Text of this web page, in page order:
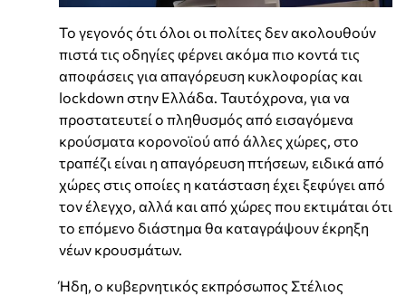
Το γεγονός ότι όλοι οι πολίτες δεν ακολουθούν
πιστά τις οδηγίες φέρνει ακόμα πιο κοντά τις
αποφάσεις για απαγόρευση κυκλοφορίας και
lockdown στην Ελλάδα. Ταυτόχρονα, για να
προστατευτεί ο πληθυσμός από εισαγόμενα
κρούσματα κορονοϊού από άλλες χώρες, στο
τραπέζι είναι η απαγόρευση πτήσεων, ειδικά από
χώρες στις οποίες η κατάσταση έχει ξεφύγει από
τον έλεγχο, αλλά και από χώρες που εκτιμάται ότι
το επόμενο διάστημα θα καταγράψουν έκρηξη
νέων κρουσμάτων.
Ήδη, ο κυβερνητικός εκπρόσωπος Στέλιος